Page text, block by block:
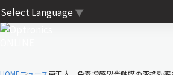
Select Language ▼